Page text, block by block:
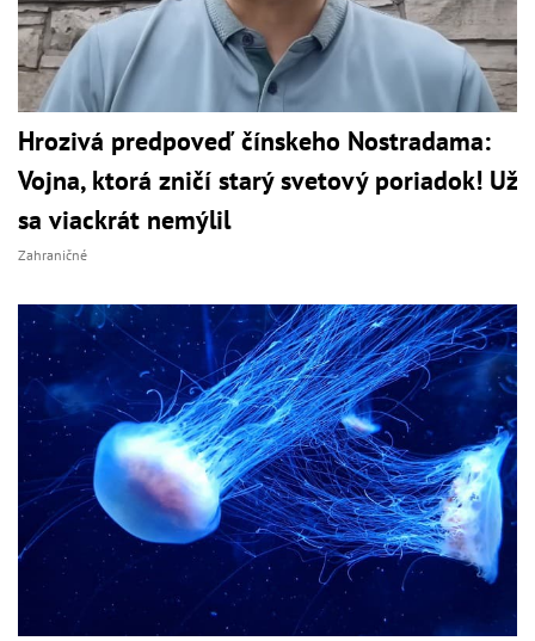
Hrozivá predpoveď čínskeho Nostradama:
Vojna, ktorá zničí starý svetový poriadok! Už
sa viackrát nemýlil
Zahraničné